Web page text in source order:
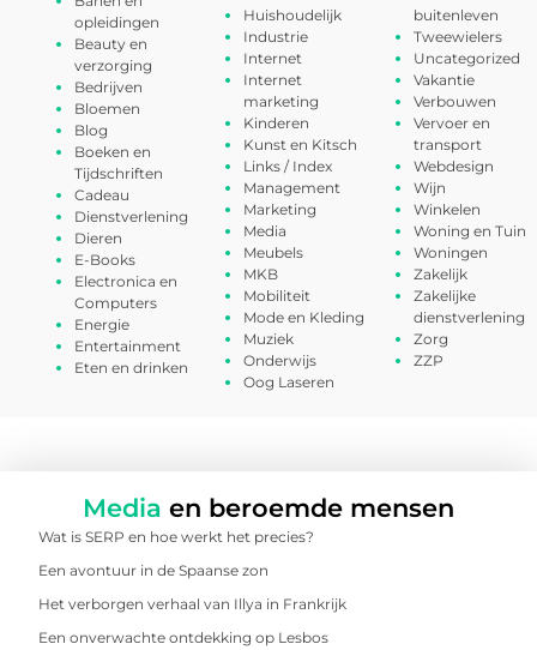
opleidingen
Beauty en
verzorging
Bedrijven
Bloemen
Blog
Boeken en
Tijdschriften
Cadeau
Dienstverlening
Dieren
E-Books
Electronica en
Computers
Energie
Entertainment
Eten en drinken
Huishoudelijk
Industrie
Internet
Internet
marketing
Kinderen
Kunst en Kitsch
Links / Index
Management
Marketing
Media
Meubels
MKB
Mobiliteit
Mode en Kleding
Muziek
Onderwijs
Oog Laseren
buitenleven
Tweewielers
Uncategorized
Vakantie
Verbouwen
Vervoer en
transport
Webdesign
Wijn
Winkelen
Woning en Tuin
Woningen
Zakelijk
Zakelijke
dienstverlening
Zorg
ZZP
Media en beroemde mensen
Wat is SERP en hoe werkt het precies?
Een avontuur in de Spaanse zon
Het verborgen verhaal van Illya in Frankrijk
Een onverwachte ontdekking op Lesbos